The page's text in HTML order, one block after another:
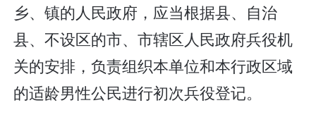
乡、镇的人民政府，应当根据县、自治
县、不设区的市、市辖区人民政府兵役机
关的安排，负责组织本单位和本行政区域
的适龄男性公民进行初次兵役登记。